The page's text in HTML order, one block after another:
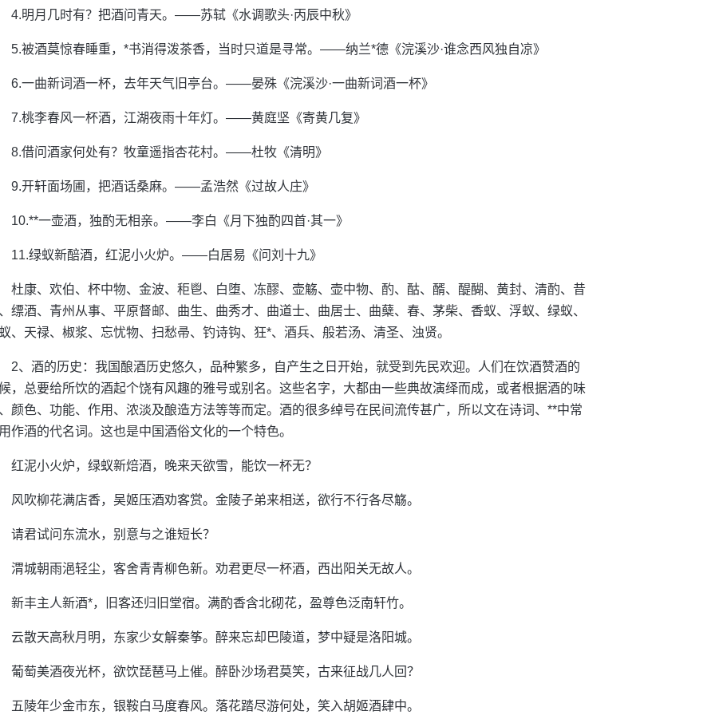
4.明月几时有？把酒问青天。——苏轼《水调歌头·丙辰中秋》
5.被酒莫惊春睡重，*书消得泼茶香，当时只道是寻常。——纳兰*德《浣溪沙·谁念西风独自凉》
6.一曲新词酒一杯，去年天气旧亭台。——晏殊《浣溪沙·一曲新词酒一杯》
7.桃李春风一杯酒，江湖夜雨十年灯。——黄庭坚《寄黄几复》
8.借问酒家何处有？牧童遥指杏花村。——杜牧《清明》
9.开轩面场圃，把酒话桑麻。——孟浩然《过故人庄》
10.**一壶酒，独酌无相亲。——李白《月下独酌四首·其一》
11.绿蚁新醅酒，红泥小火炉。——白居易《问刘十九》
杜康、欢伯、杯中物、金波、秬鬯、白堕、冻醪、壶觞、壶中物、酌、酤、醑、醍醐、黄封、清酌、昔
缥酒、青州从事、平原督邮、曲生、曲秀才、曲道士、曲居士、曲蘖、春、茅柴、香蚁、浮蚁、绿蚁、
、天禄、椒浆、忘忧物、扫愁帚、钓诗钩、狂*、酒兵、般若汤、清圣、浊贤。
2、酒的历史：我国酿酒历史悠久，品种繁多，自产生之日开始，就受到先民欢迎。人们在饮酒赞酒的
，总要给所饮的酒起个饶有风趣的雅号或别名。这些名字，大都由一些典故演绎而成，或者根据酒的味
颜色、功能、作用、浓淡及酿造方法等等而定。酒的很多绰号在民间流传甚广，所以文在诗词、**中常
作酒的代名词。这也是中国酒俗文化的一个特色。
红泥小火炉，绿蚁新焙酒，晚来天欲雪，能饮一杯无？
风吹柳花满店香，吴姬压酒劝客赏。金陵子弟来相送，欲行不行各尽觞。
请君试问东流水，别意与之谁短长？
渭城朝雨浥轻尘，客舍青青柳色新。劝君更尽一杯酒，西出阳关无故人。
新丰主人新酒*，旧客还归旧堂宿。满酌香含北砌花，盈尊色泛南轩竹。
云散天高秋月明，东家少女解秦筝。醉来忘却巴陵道，梦中疑是洛阳城。
葡萄美酒夜光杯，欲饮琵琶马上催。醉卧沙场君莫笑，古来征战几人回？
五陵年少金市东，银鞍白马度春风。落花踏尽游何处，笑入胡姬酒肆中。